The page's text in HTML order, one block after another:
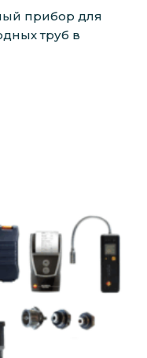
прибор для
труб в